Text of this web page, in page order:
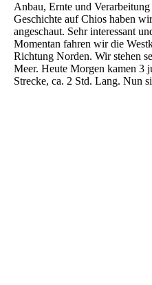
Anbau, Ernte und
Geschichte auf Chios haben
angeschaut. Sehr interessant
Momentan fahren wir die
Richtung Norden. Wir stehen
Meer. Heute Morgen kamen 3
Strecke, ca. 2 Std. Lang. Nun